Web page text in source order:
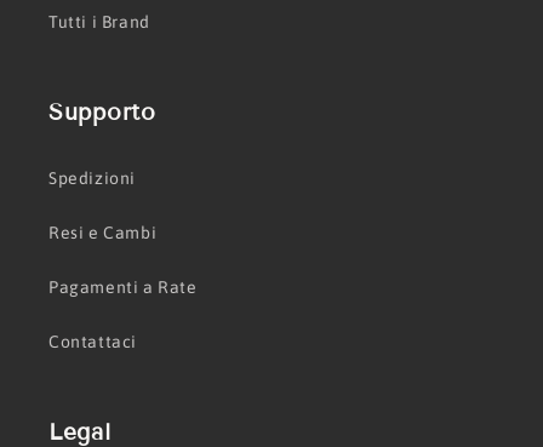
Tutti i Brand
Supporto
Spedizioni
Resi e Cambi
Pagamenti a Rate
Contattaci
Legal